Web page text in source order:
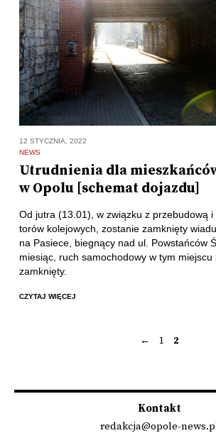
12 STYCZNIA, 2022
NEWS
Utrudnienia dla
w Opolu [schemat dojazdu]
Od jutra (13.01), w związku z przebudową i
torów kolejowych, zostanie zamknięty
na Pasiece, biegnący nad ul. Powstańców
miesiąc, ruch samochodowy w tym miejscu
zamknięty.
CZYTAJ WIĘCEJ
← 1 2
Kontakt
redakcja@opole-